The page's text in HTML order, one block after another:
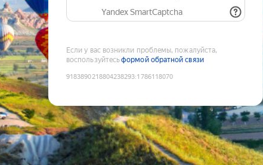
Yandex SmartCaptcha
Если у вас возникли проблемы, пожалуйста,
воспользуйтесьформой обратной связи
9183890218804238293:1786118070